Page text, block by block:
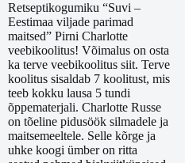
Retseptikogumiku “Suvi –
Eestimaa viljade parimad
maitsed” Pirni Charlotte
veebikoolitus! Võimalus on osta
ka terve veebikoolitus siit. Terve
koolitus sisaldab 7 koolitust, mis
teeb kokku lausa 5 tundi
õppematerjali. Charlotte Russe
on tõeline pidusöök silmadele ja
maitsemeeltele. Selle kõrge ja
uhke koogi ümber on ritta